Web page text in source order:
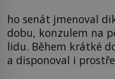
ho senát jmenoval
dobu, konzulem na
lidu. Během krátké
a disponoval i